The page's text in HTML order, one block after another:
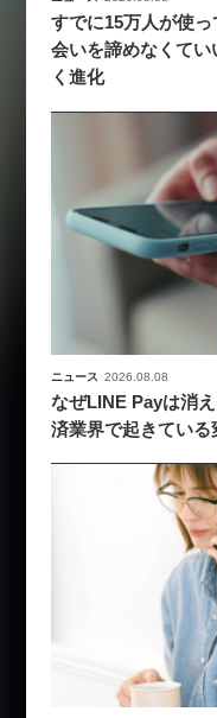
すでに15万人が使
会いを諦めなくて
く進化
ニュース 2026.08.08
なぜLINE Payは消
済業界で起きている